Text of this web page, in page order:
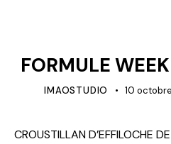
FORMULE
IMAOSTUDIO 10
CROUSTILLAN D’EFFILOCHE